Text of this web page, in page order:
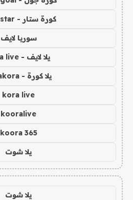
كورة ستار - kora star
سوريا لايف
يلا لايف - yalla live
يلا كورة - yallakora
kora live
kooralive
koora 365
يلا شوت
يلا شوت